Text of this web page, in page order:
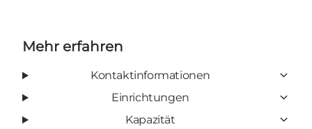
Mehr erfahren
Kontaktinformationen
Einrichtungen
Kapazität